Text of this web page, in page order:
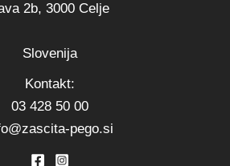
2b, 3000 Celje
Slovenija
Kontakt:
03 428 50 00
pego.si